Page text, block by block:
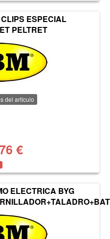
ESPECIAL
PELTRET
del artículo
€
ELECTRICA BYG